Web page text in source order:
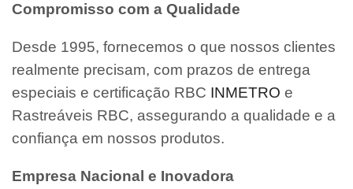
Compromisso com a Qualidade
Desde 1995, fornecemos o que nossos clientes
realmente precisam, com prazos de entrega
especiais e certificação RBC INMETRO e
Rastreáveis RBC, assegurando a qualidade e a
confiança em nossos produtos.
Empresa Nacional e Inovadora